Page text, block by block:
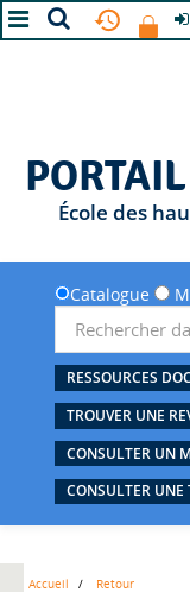
École des
Catalogue
RESSOURCES
TROUVER UNE
CONSULTER UN
CONSULTER UNE
Accueil Retour